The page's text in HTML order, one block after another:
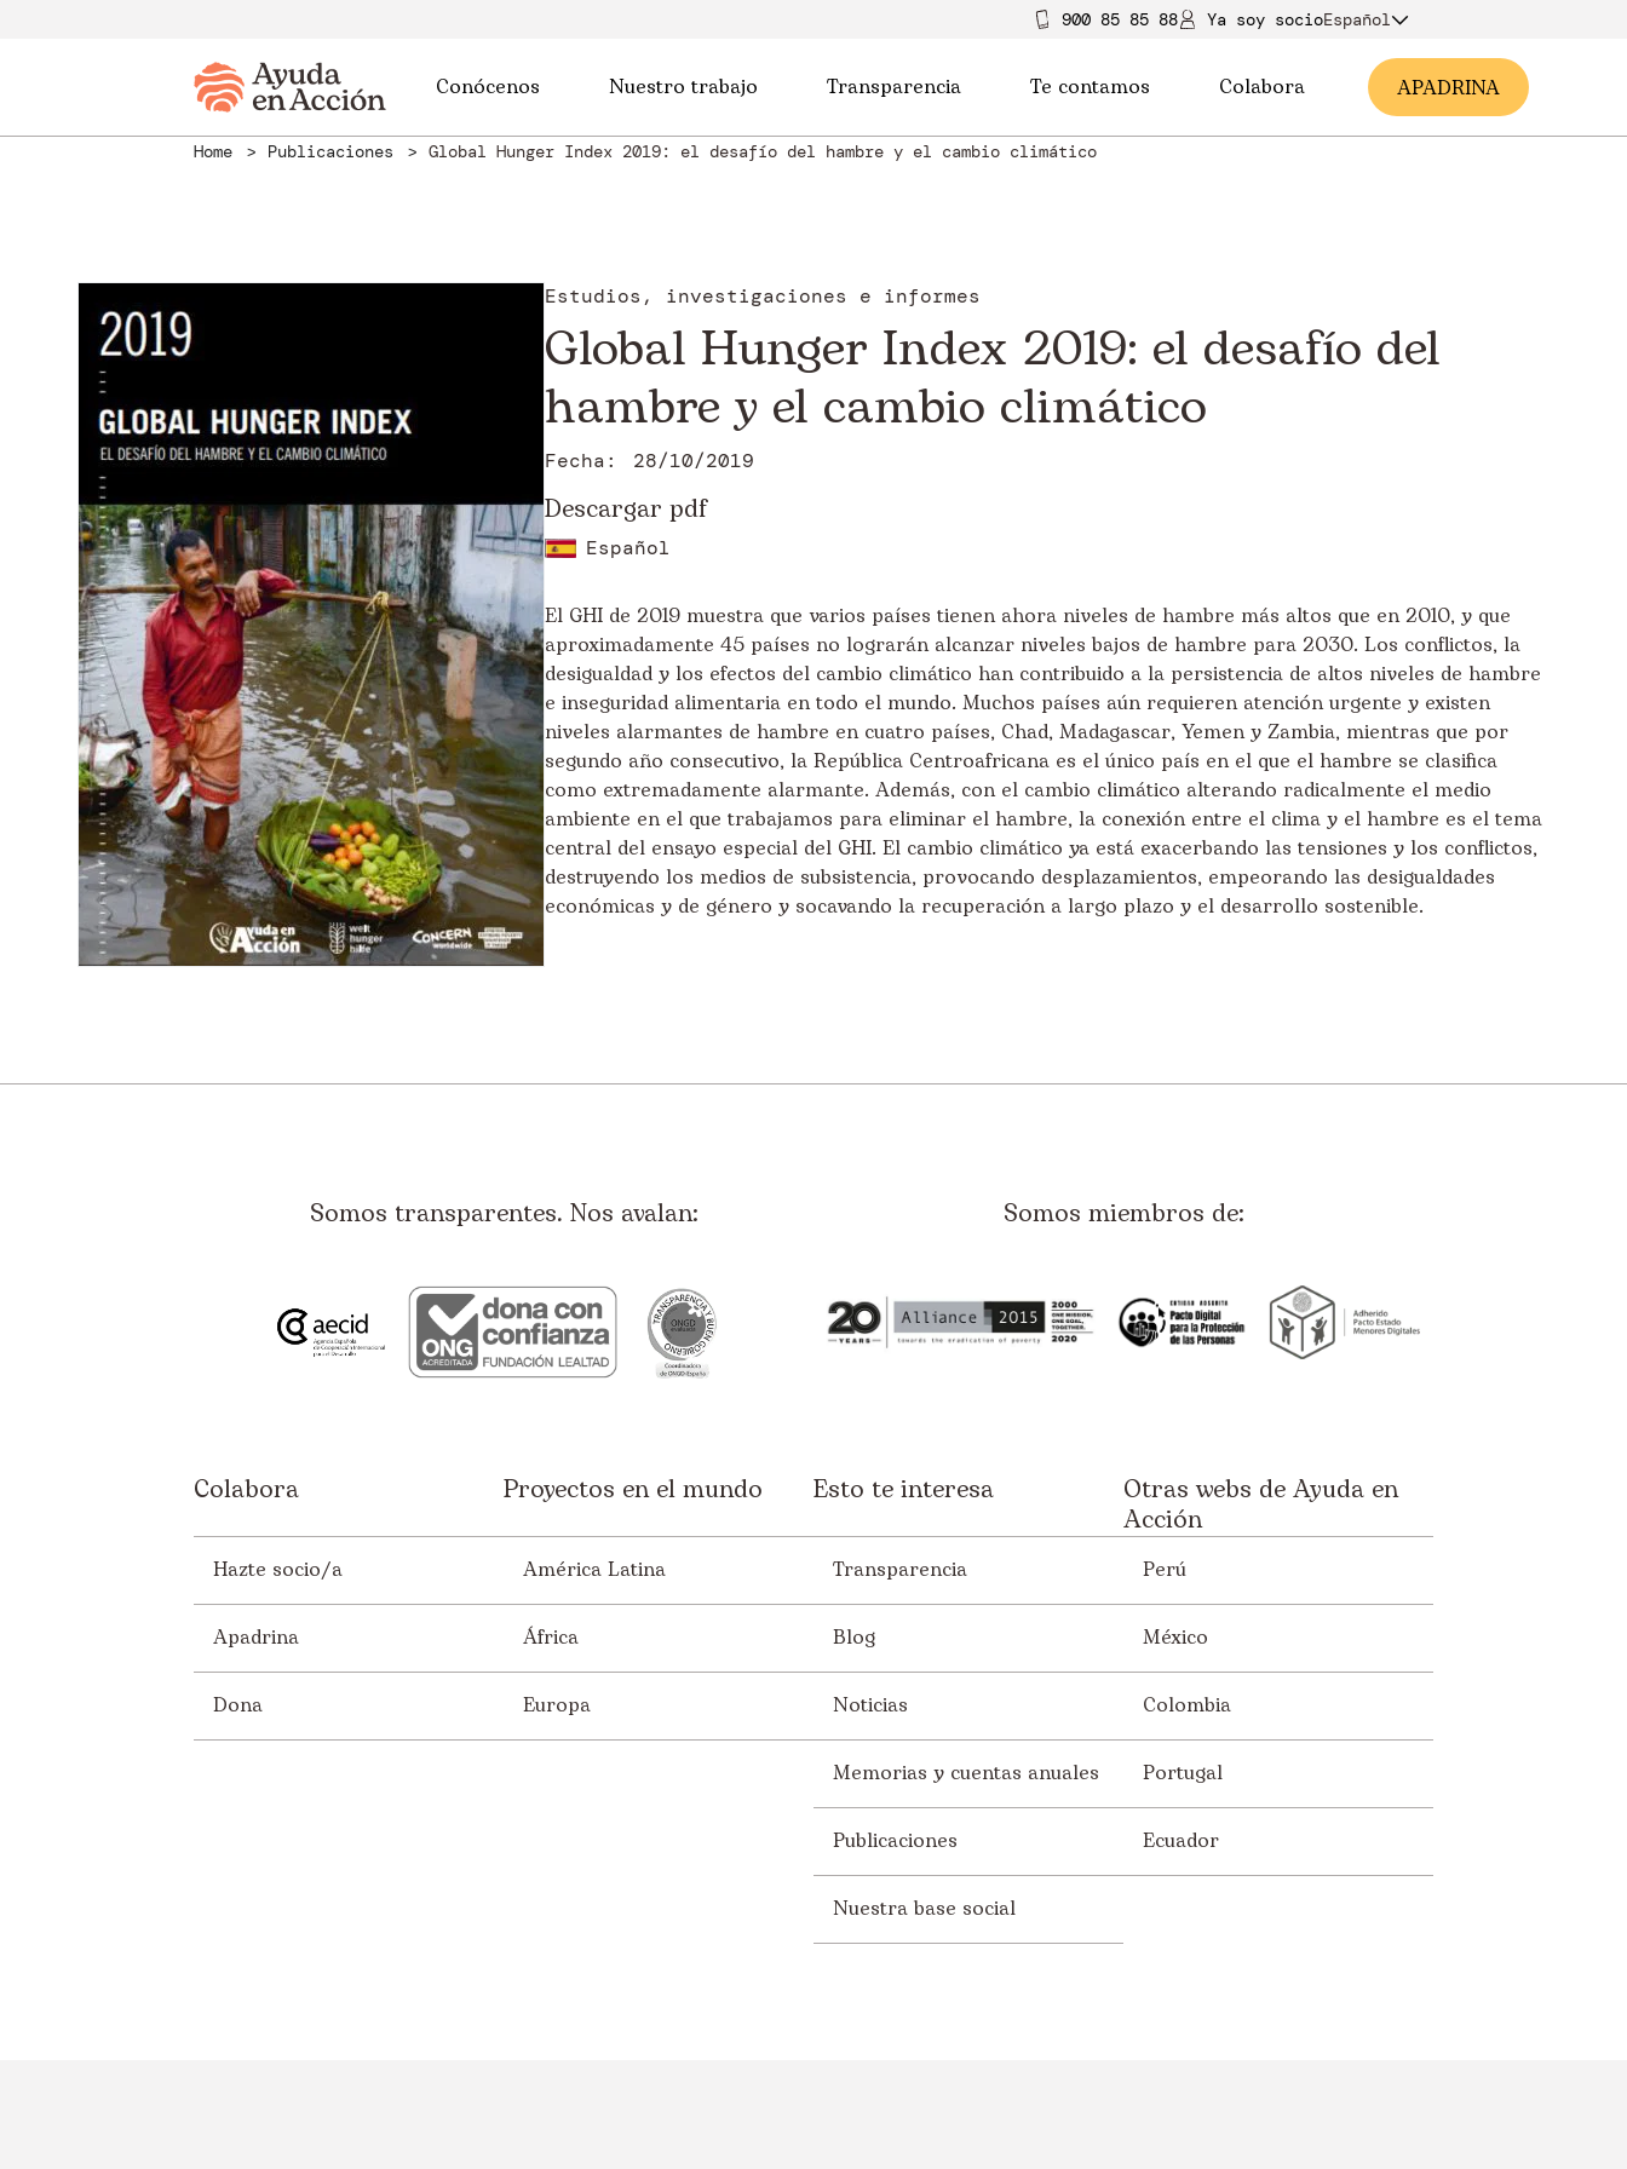
900 85 85 88 Ya soy socioEspañol
Conócenos Nuestro trabajo Transparencia Te contamos Colabora APADRINA
Home Publicaciones Global Hunger Index 2019: el desafío del hambre y el cambio climático
Estudios, investigaciones e informes
Global Hunger Index 2019: el desafío del
hambre y el cambio climático
Fecha: 28/10/2019
Descargar pdf
Español
El GHI de 2019 muestra que varios países tienen ahora niveles de hambre más altos que en 2010, y que
aproximadamente 45 países no lograrán alcanzar niveles bajos de hambre para 2030. Los conflictos, la
desigualdad y los efectos del cambio climático han contribuido a la persistencia de altos niveles de hambre
e inseguridad alimentaria en todo el mundo. Muchos países aún requieren atención urgente y existen
niveles alarmantes de hambre en cuatro países, Chad, Madagascar, Yemen y Zambia, mientras que por
segundo año consecutivo, la República Centroafricana es el único país en el que el hambre se clasifica
como extremadamente alarmante. Además, con el cambio climático alterando radicalmente el medio
ambiente en el que trabajamos para eliminar el hambre, la conexión entre el clima y el hambre es el tema
central del ensayo especial del GHI. El cambio climático ya está exacerbando las tensiones y los conflictos,
destruyendo los medios de subsistencia, provocando desplazamientos, empeorando las desigualdades
económicas y de género y socavando la recuperación a largo plazo y el desarrollo sostenible.
Somos transparentes. Nos avalan: Somos miembros de:
Colabora
Hazte socio/a
Apadrina
Dona
Proyectos en el mundo
América Latina
África
Europa
Esto te interesa
Transparencia
Blog
Noticias
Memorias y cuentas anuales
Publicaciones
Nuestra base social
Otras webs de Ayuda en
Acción
Perú
México
Colombia
Portugal
Ecuador